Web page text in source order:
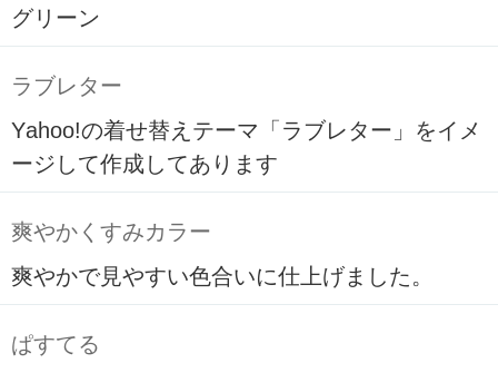
グリーン
ラブレター
Yahoo!の着せ替えテーマ「ラブレター」をイメ
ージして作成してあります
爽やかくすみカラー
爽やかで見やすい色合いに仕上げました。
ぱすてる